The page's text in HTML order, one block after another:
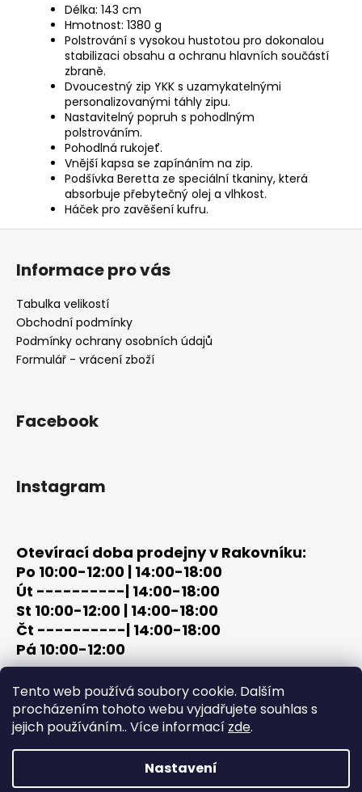
Tento web používá soubory cookie. Dalším
procházením tohoto webu vyjadřujete souhlas s
jejich používáním.. Více informací zde.
Nastavení
Délka: 143 cm
Hmotnost: 1380 g
Polstrování s vysokou hustotou pro dokonalou
stabilizaci obsahu a ochranu hlavních součástí
zbraně.
Dvoucestný zip YKK s uzamykatelnými
personalizovanými táhly zipu.
Nastavitelný popruh s pohodlným
polstrováním.
Pohodlná rukojeť.
Vnější kapsa se zapínáním na zip.
Podšívka Beretta ze speciální tkaniny, která
absorbuje přebytečný olej a vlhkost.
Háček pro zavěšení kufru.
Z
Informace pro vás
Tabulka velikostí
Obchodní podmínky
Podmínky ochrany osobních údajů
Formulář - vrácení zboží
Facebook
Instagram
Otevírací doba prodejny v Rakovníku:
Po 10:00-12:00 | 14:00-18:00
Út ----------| 14:00-18:00
St 10:00-12:00 | 14:00-18:00
Čt ----------| 14:00-18:00
Pá 10:00-12:00
tel: +420 603 320 859
email: terc-zbrane@seznam.cz